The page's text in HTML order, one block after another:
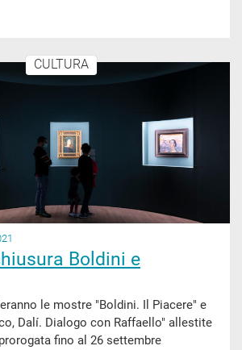
CULTURA
Boldini e
le mostre "Boldini. Il Piacere" e
Dalí. Dialogo con Raffaello" allestite
fino al 26 settembre